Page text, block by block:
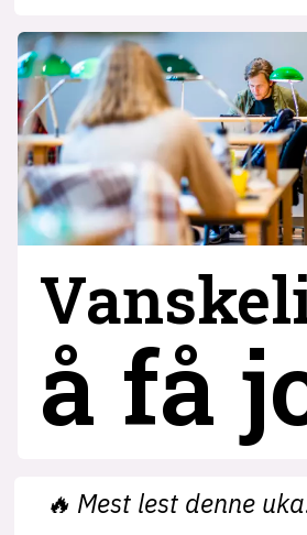
å få
🔥 Mest lest denne